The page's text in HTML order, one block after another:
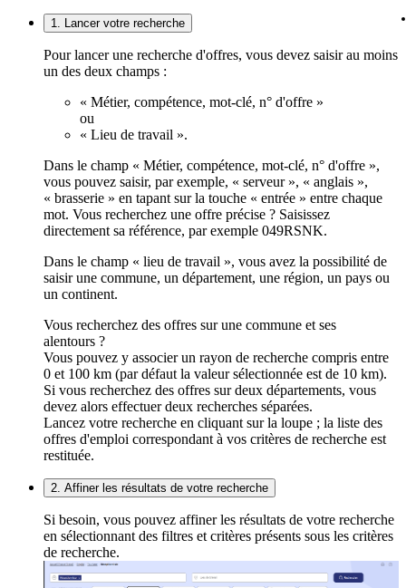
1. Lancer votre recherche
Pour lancer une recherche d'offres, vous devez saisir au moins
un des deux champs :
« Métier, compétence, mot-clé, n° d'offre »
ou
« Lieu de travail ».
Dans le champ « Métier, compétence, mot-clé, n° d'offre »,
vous pouvez saisir, par exemple, « serveur », « anglais »,
« brasserie » en tapant sur la touche « entrée » entre chaque
mot. Vous recherchez une offre précise ? Saisissez
directement sa référence, par exemple 049RSNK.
Dans le champ « lieu de travail », vous avez la possibilité de
saisir une commune, un département, une région, un pays ou
un continent.
Vous recherchez des offres sur une commune et ses
alentours ?
Vous pouvez y associer un rayon de recherche compris entre
0 et 100 km (par défaut la valeur sélectionnée est de 10 km).
Si vous recherchez des offres sur deux départements, vous
devez alors effectuer deux recherches séparées.
Lancez votre recherche en cliquant sur la loupe ; la liste des
offres d'emploi correspondant à vos critères de recherche est
restituée.
2. Affiner les résultats de votre recherche
Si besoin, vous pouvez affiner les résultats de votre recherche
en sélectionnant des filtres et critères présents sous les critères
de recherche.